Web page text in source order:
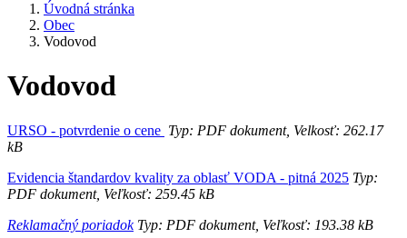
Úvodná stránka
Obec
Vodovod
Vodovod
URSO - potvrdenie o cene Typ: PDF dokument, Velkosť: 262.17
kB
Evidencia štandardov kvality za oblasť VODA - pitná 2025 Typ:
PDF dokument, Veľkosť: 259.45 kB
Reklamačný poriadokTyp: PDF dokument, Veľkosť: 193.38 kB